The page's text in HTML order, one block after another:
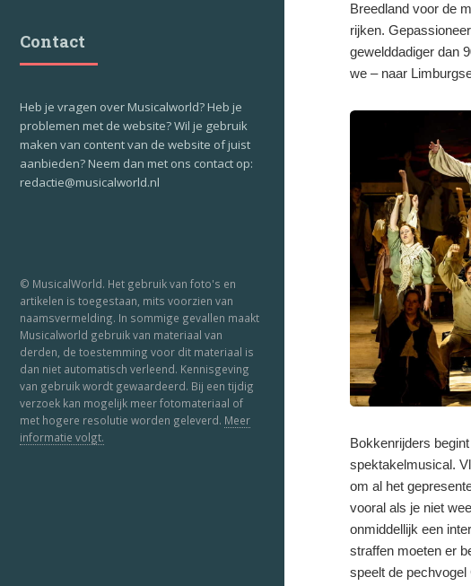
Breedland voor de
rijken.
gewelddadiger dan
we – naar
Bokkenrijders
spektakelmusical.
om al het
vooral als je niet
onmiddellijk een
straffen moeten er
speelt de
Contact
Heb je vragen over Musicalworld? Heb je
problemen met de website? Wil je gebruik
maken van content van de website of juist
aanbieden? Neem dan met ons contact op:
redactie@musicalworld.nl
© MusicalWorld. Het gebruik van foto's en
artikelen is toegestaan, mits voorzien van
naamsvermelding. In sommige gevallen maakt
Musicalworld gebruik van materiaal van
derden, de toestemming voor dit materiaal is
dan niet automatisch verleend. Kennisgeving
van gebruik wordt gewaardeerd. Bij een tijdig
verzoek kan mogelijk meer fotomateriaal of
met hogere resolutie worden geleverd. Meer
informatie volgt.